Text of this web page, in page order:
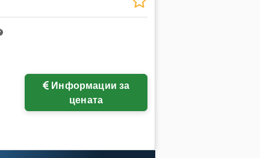
Побарајте повеќе
цената